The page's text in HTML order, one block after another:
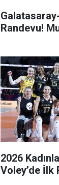
Randevu!
2026
Voley’de İ̇lk